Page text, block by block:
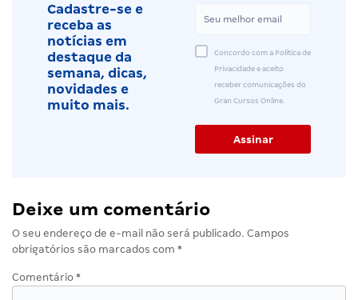
Cadastre-se e
receba as
notícias em
destaque da
semana, dicas,
novidades e
muito mais.
Concordo com a Política de
Privacidade e aceito
receber comunicações do
Gran Cursos Online.
Deixe um comentário
O seu endereço de e-mail não será publicado. Campos
obrigatórios são marcados com *
Comentário *